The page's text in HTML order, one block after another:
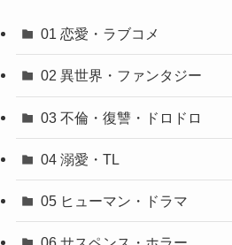
01 恋愛・ラブコメ
02 異世界・ファンタジー
03 不倫・復讐・ドロドロ
04 溺愛・TL
05 ヒューマン・ドラマ